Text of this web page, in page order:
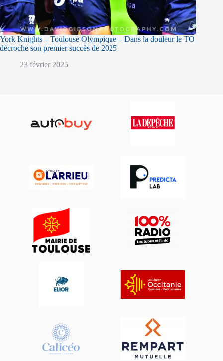
York Knights – Toulouse Olympique – Dans la douleur le TO
décroche son premier succès de 2025
23 février 2025